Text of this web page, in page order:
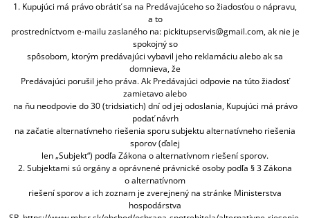
1. Kupujúci má právo obrátiť sa na Predávajúceho so žiadosťou o nápravu,
a to
prostredníctvom e-mailu zaslaného na: pickitupservis@gmail.com, ak nie je
spokojný so
spôsobom, ktorým predávajúci vybavil jeho reklamáciu alebo ak sa
domnieva, že
Predávajúci porušil jeho práva. Ak Predávajúci odpovie na túto žiadosť
zamietavo alebo
na ňu neodpovie do 30 (tridsiatich) dní od jej odoslania, Kupujúci má právo
podať návrh
na začatie alternatívneho riešenia sporu subjektu alternatívneho riešenia
sporov (ďalej
len „Subjekt“) podľa Zákona o alternatívnom riešení sporov.
2. Subjektami sú orgány a oprávnené právnické osoby podľa § 3 Zákona
o alternatívnom
riešení sporov a ich zoznam je zverejnený na stránke Ministerstva
hospodárstva